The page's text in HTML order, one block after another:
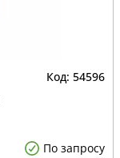
54596
По запросу